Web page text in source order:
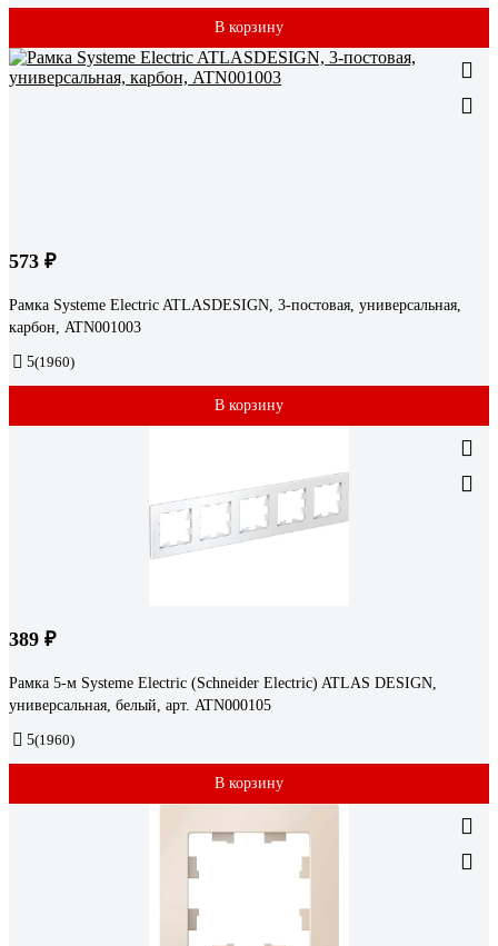
В корзину
573 ₽
Рамка Systeme Electric ATLASDESIGN, 3-постовая, универсальная,
карбон, ATN001003
5(1960)
В корзину
389 ₽
Рамка 5-м Systeme Electric (Schneider Electric) ATLAS DESIGN,
универсальная, белый, арт. ATN000105
5(1960)
В корзину